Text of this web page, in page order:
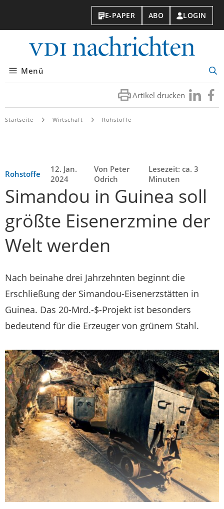
E-PAPER ABO LOGIN
Menü
Artikel drucken Besuchen
Sie
Sie
Startseite Wirtschaft Rohstoffe
Rohstoffe
12. Jan.
2024
Von Peter
Odrich
Lesezeit: ca. 3
Minuten
Simandou in Guinea soll
größte Eisenerzmine der
Welt werden
Nach beinahe drei Jahrzehnten beginnt die
Erschließung der Simandou-Eisenerzstätten in
Guinea. Das 20-Mrd.-$-Projekt ist besonders
bedeutend für die Erzeuger von grünem Stahl.